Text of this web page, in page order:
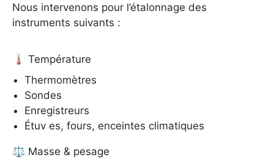
Nous intervenons pour l’étalonnage des
instruments suivants :
🌡️ Température
Thermomètres
Sondes
Enregistreurs
Étuv es, fours, enceintes climatiques
⚖️ Masse & pesage